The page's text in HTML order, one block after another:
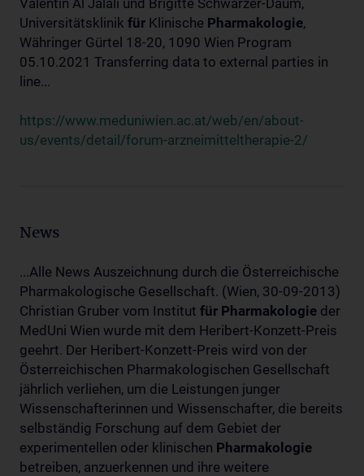
Valentin Al Jalali und Brigitte Schwarzer-Daum,
Universitätsklinik für Klinische Pharmakologie,
Währinger Gürtel 18-20, 1090 Wien Program
05.10.2021 Transferring data to external parties in
line...
https://www.meduniwien.ac.at/web/en/about-
us/events/detail/forum-arzneimitteltherapie-2/
News
...Alle News Auszeichnung durch die Österreichische
Pharmakologische Gesellschaft. (Wien, 30-09-2013)
Christian Gruber vom Institut für Pharmakologie der
MedUni Wien wurde mit dem Heribert-Konzett-Preis
geehrt. Der Heribert-Konzett-Preis wird von der
Österreichischen Pharmakologischen Gesellschaft
jährlich verliehen, um die Leistungen junger
Wissenschafterinnen und Wissenschafter, die bereits
selbständig Forschung auf dem Gebiet der
experimentellen oder klinischen Pharmakologie
betreiben, anzuerkennen und ihre weitere